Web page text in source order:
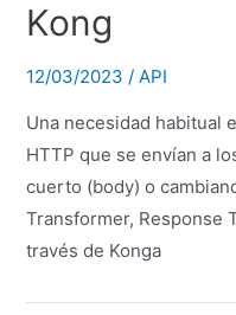
Kong
12/03/2023 / API
Una necesidad habitual
HTTP que se envían a
cuerto (body) o
Transformer, Response
través de Konga